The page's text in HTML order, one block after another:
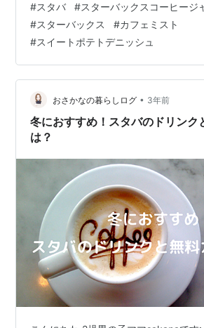
で買ったタンブラーを引っ張り出しま
ったらハロウィンのを使うのでそれま
ですね。 こちらの店舗より国一のパー
がお客慣れしてる人が多いかな。これ
バレ。近いからここを行きつけにした
イートポテトデニッシュ。温めてもら
#スタバ #スターバックスコーヒージ
#スターバックス #カフェミスト
#スイートポテトデニッシュ
おさかなの暮らしログ • 3年前
冬におすすめ！スタバのドリンク
は？